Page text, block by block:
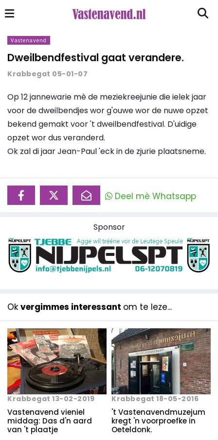
Vastenavend
Dweilbendfestival gaat verandere.
Krabbegat 05-01-07
Op 12 jannewarie mè de meziekreejunie die ielek jaar
voor de dweilbendjes wor g'ouwe wor de nuwe opzet
bekend gemakt voor 't dweilbendfestival. D'uidige
opzet wor dus veranderd.
Ok zal di jaar Jean-Paul 'eck in de zjurie plaatsneme.
Deel mè Whatsapp
Sponsor
Ok vergimmes interessant om te leze...
Krabbegat 13-02-2019
Vastenavend vieniel
middag: Das d'n aard
van 't plaatje
Krabbegat 18-05-2016
't Vastenavendmuzejum
kregt 'n voorproefke in
Oeteldonk.